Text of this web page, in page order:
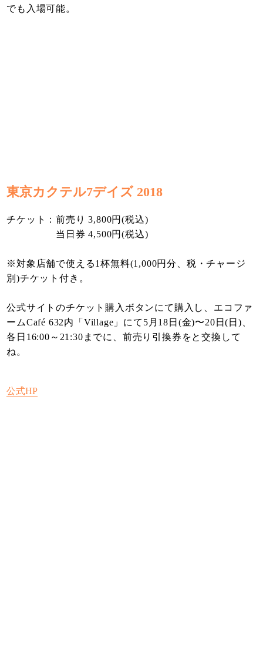
でも入場可能。
東京カクテル7デイズ 2018
チケット：前売り 3,800円(税込)
当日券 4,500円(税込)
※対象店舗で使える1杯無料(1,000円分、税・チャージ
別)チケット付き。
公式サイトのチケット購入ボタンにて購入し、エコファ
ームCafé 632内「Village」にて5月18日(金)〜20日(日)、
各日16:00～21:30までに、前売り引換券をと交換して
ね。
公式HP